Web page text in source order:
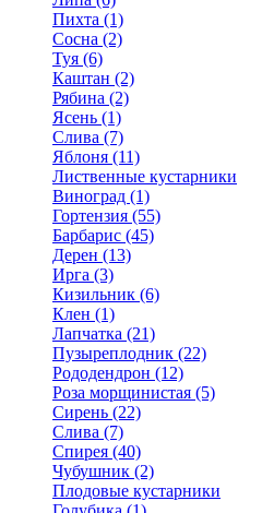
Пихта (1)
Сосна (2)
Туя (6)
Каштан (2)
Рябина (2)
Ясень (1)
Слива (7)
Яблоня (11)
Лиственные кустарники
Виноград (1)
Гортензия (55)
Барбарис (45)
Дерен (13)
Ирга (3)
Кизильник (6)
Клен (1)
Лапчатка (21)
Пузыреплодник (22)
Рододендрон (12)
Роза морщинистая (5)
Сирень (22)
Слива (7)
Спирея (40)
Чубушник (2)
Плодовые кустарники